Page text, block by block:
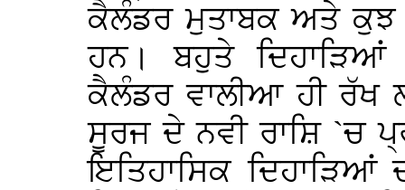
ਕੈਲੰਡਰ ਮੁਤਾਬਕ ਅਤੇ ਕੁਝ
ਹਨ। ਬਹੁਤੇ ਦਿਹਾੜਿਆਂ
ਕੈਲੰਡਰ ਵਾਲੀਆ ਹੀ
ਸੂਰਜ ਦੇ ਨਵੀ ਰਾਸ਼ਿ `ਚ
ਇਤਿਹਾਸਿਕ